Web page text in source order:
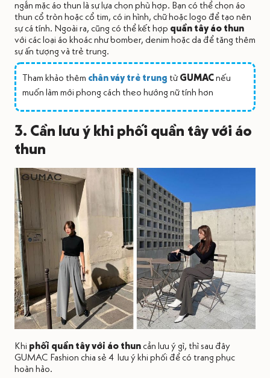
ngắn mặc áo thun là sự lựa chọn phù hợp. Bạn có thể chọn áo
thun cổ tròn hoặc cổ tim, có in hình, chữ hoặc logo để tạo nên
sự cá tính. Ngoài ra, cũng có thể kết hợp quần tây áo thun
với các loại áo khoác như bomber, denim hoặc da để tăng thêm
sự ấn tượng và trẻ trung.
Tham khảo thêm chân váy trẻ trung từGUMACnếu
muốn làm mới phong cách theo hướng nữ tính hơn
3. Cần lưu ý khi phối quần tây với áo
thun
Khi phối quần tây với áo thuncần lưu ý gì, thì sau đây
GUMAC Fashion chia sẻ 4 lưu ý khi phối để có trang phục
hoàn hảo.